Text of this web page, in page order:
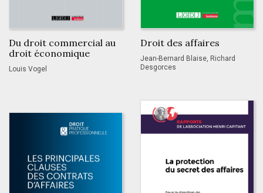
Du droit commercial au
droit économique
Louis Vogel
Droit des affaires
Jean-Bernard Blaise, Richard
Desgorces